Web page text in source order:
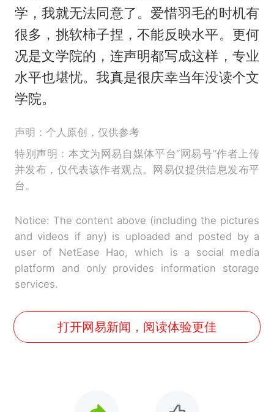
学，我就无法同意了。爱惜羽毛的时机有
很多，挑软柿子捏，不能反映水平。更何
况是文学院的，连声明都写成这样，专业
水平也堪忧。我真是很庆幸当年没读个文
学院。
声明：个人原创，仅供参考
特别声明：本文为网易自媒体平台“网易号”作者上传
并发布，仅代表该作者观点。网易仅提供信息发布平
台。
Notice: The content above (including the pictures
and videos if any) is uploaded and posted by a
user of NetEase Hao, which is a social media
platform and only provides information storage
services.
打开网易新闻，阅读体验更佳